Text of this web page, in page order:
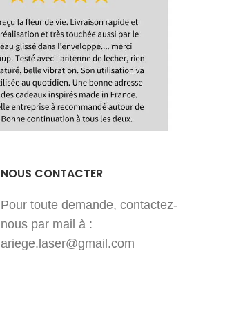
Délais de
réalisation et
d'expédition
NOUS CONTACTER
Pour toute demande, contactez-
nous par mail à :
ariege.laser@gmail.com